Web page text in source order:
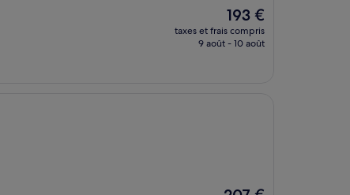
Le
nouveau
prix
193 €
taxes et frais compris
9 août - 10 août
Le